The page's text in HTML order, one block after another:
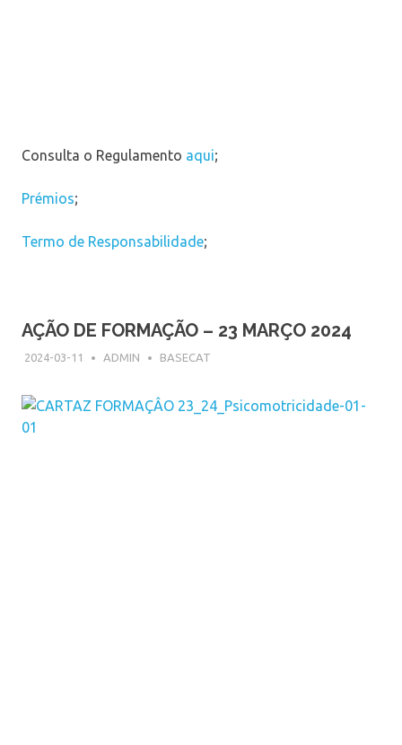
Consulta o Regulamento aqui;
Prémios;
Termo de Responsabilidade;
AÇÃO DE FORMAÇÃO – 23 MARÇO 2024
2024-03-11 ADMIN BASECAT